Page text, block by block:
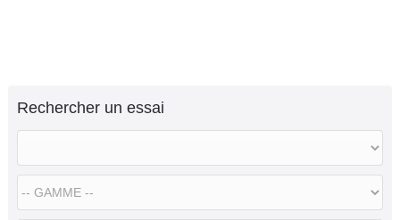
Rechercher un essai